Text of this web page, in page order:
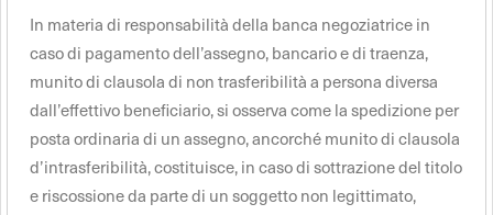
In materia di responsabilità della banca negoziatrice in
caso di pagamento dell’assegno, bancario e di traenza,
munito di clausola di non trasferibilità a persona diversa
dall’effettivo beneficiario, si osserva come la spedizione per
posta ordinaria di un assegno, ancorché munito di clausola
d’intrasferibilità, costituisce, in caso di sottrazione del titolo
e riscossione da parte di un soggetto non legittimato,